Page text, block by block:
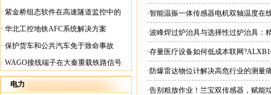
· 紫金桥组态软件在高速隧道监控中的
应用
· 华北工控地铁AFC系统解决方案
· 保护货车和公共汽车免于致命事故
· WAGO接线端子在大秦重载铁路信号
楼设备中的应用
电力
·智能温振一体传感器电机双轴温度在
·波峰焊过炉治具与选择性过炉治具：
·存量医疗设备如何低成本联网
·防爆雷达物位计解决高危行业的测量
·告别粗放作业！兰宝双传感器，赋能